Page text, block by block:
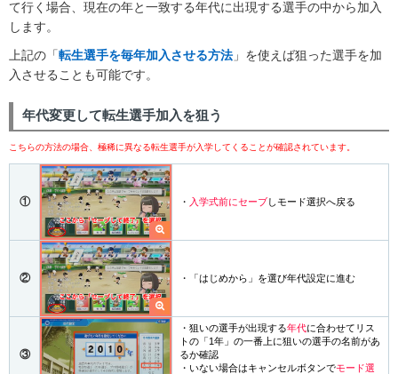
て行く場合、現在の年と一致する年代に出現する選手の中から加入
します。
上記の「転生選手を毎年加入させる方法 」を使えば狙った選手を加
入させることも可能です。
年代変更して転生選手加入を狙う
こちらの方法の場合、極稀に異なる転生選手が入学してくることが確認されています。
① ・ 入学式前にセーブしモード選択へ戻る
② ・「はじめから」を選び年代設定に進む
③
・狙いの選手が出現する年代に合わせてリス
トの「1年」の一番上に狙いの選手の名前があ
るか確認
・いない場合はキャンセルボタンでモード選